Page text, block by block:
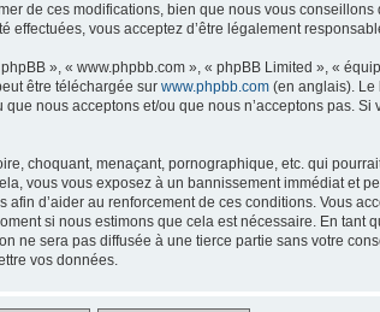
de ces modifications, bien que nous vous
vous acceptez d’être légalement
», « www.phpbb.com », « phpBB Limited », «
être téléchargée sur www.phpbb.com (en anglais). Le
nous acceptons et/ou que nous n’acceptons pas.
choquant, menaçant, pornographique, etc. qui
vous vous exposez à un bannissement immédiat et
d’aider au renforcement de ces conditions. Vous
si nous estimons que cela est nécessaire. En tant
sera pas diffusée à une tierce partie sans votre
vos données.